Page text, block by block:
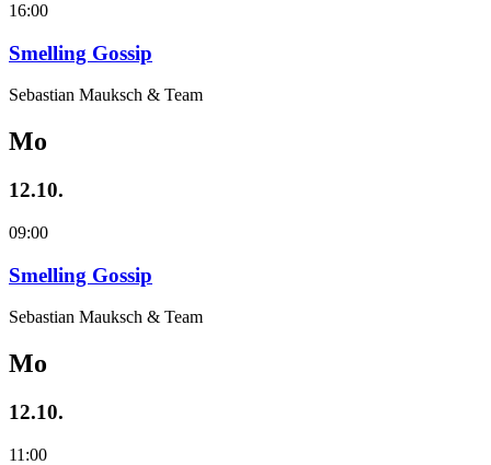
16:00
Smelling Gossip
Sebastian Mauksch & Team
Mo
12.10.
09:00
Smelling Gossip
Sebastian Mauksch & Team
Mo
12.10.
11:00